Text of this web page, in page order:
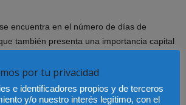
encuentra en el número de días de
también presenta una importancia capital
con la regulación actual, un
indefinido estaría acumulando antigüedad
hasta el año 28 desde su contratación.
por tu privacidad
e identificadores propios y de terceros
y/o nuestro interés legítimo, con el